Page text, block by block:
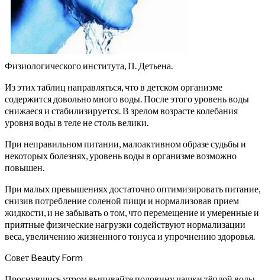
Физиологического института, П. Детьена.
Из этих таблиц направляться, что в детском организме
содержится довольно много воды. После этого уровень воды
снижаеся и стабилизируется. В зрелом возрасте колебания
уровня воды в теле не столь велики.
При неправильном питании, малоактивном образе судьбы и
некоторых болезнях, уровень воды в организме возможно
повышен.
При малых превышениях достаточно оптимизировать питание,
снизив потребление соленой пищи и нормализовав прием
жидкости, и не забывать о том, что перемещение и умеренные и
приятные физические нагрузки содействуют нормализации
веса, увеличению жизненного тонуса и упрочнению здоровья.
Совет Beauty Form